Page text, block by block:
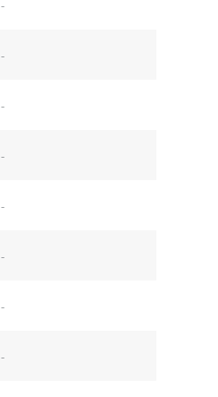
-
-
-
-
-
-
-
-